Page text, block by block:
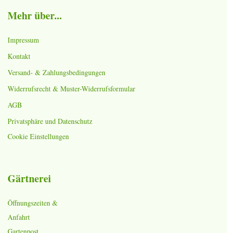
Mehr über...
Impressum
Kontakt
Versand- & Zahlungsbedingungen
Widerrufsrecht & Muster-Widerrufsformular
AGB
Privatsphäre und Datenschutz
Cookie Einstellungen
Gärtnerei
Öffnungszeiten &
Anfahrt